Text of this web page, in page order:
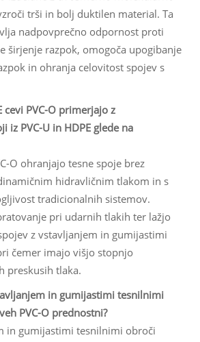
trši in bolj duktilen material. Ta
nadpovprečno odpornost proti
širjenje razpok, omogoča upogibanje
in ohranja celovitost spojev s
cevi PVC-O primerjajo z
iz PVC-U in HDPE glede na
O ohranjajo tesne spoje brez
hidravličnim tlakom in s
tradicionalnih sistemov.
pri udarnih tlakih ter lažjo
z vstavljanjem in gumijastimi
čemer imajo višjo stopnjo
preskusih tlaka.
in gumijastimi tesnilnimi
PVC-O prednostni?
in gumijastimi tesnilnimi obroči